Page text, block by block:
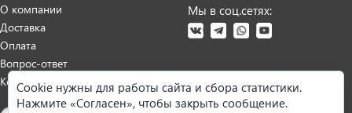
О компании
Доставка
Оплата
Вопрос-ответ
Контакты
Мы в соц.сетях:
Cookie нужны для работы сайта и сбора статистики.
Нажмите «Согласен», чтобы закрыть сообщение.